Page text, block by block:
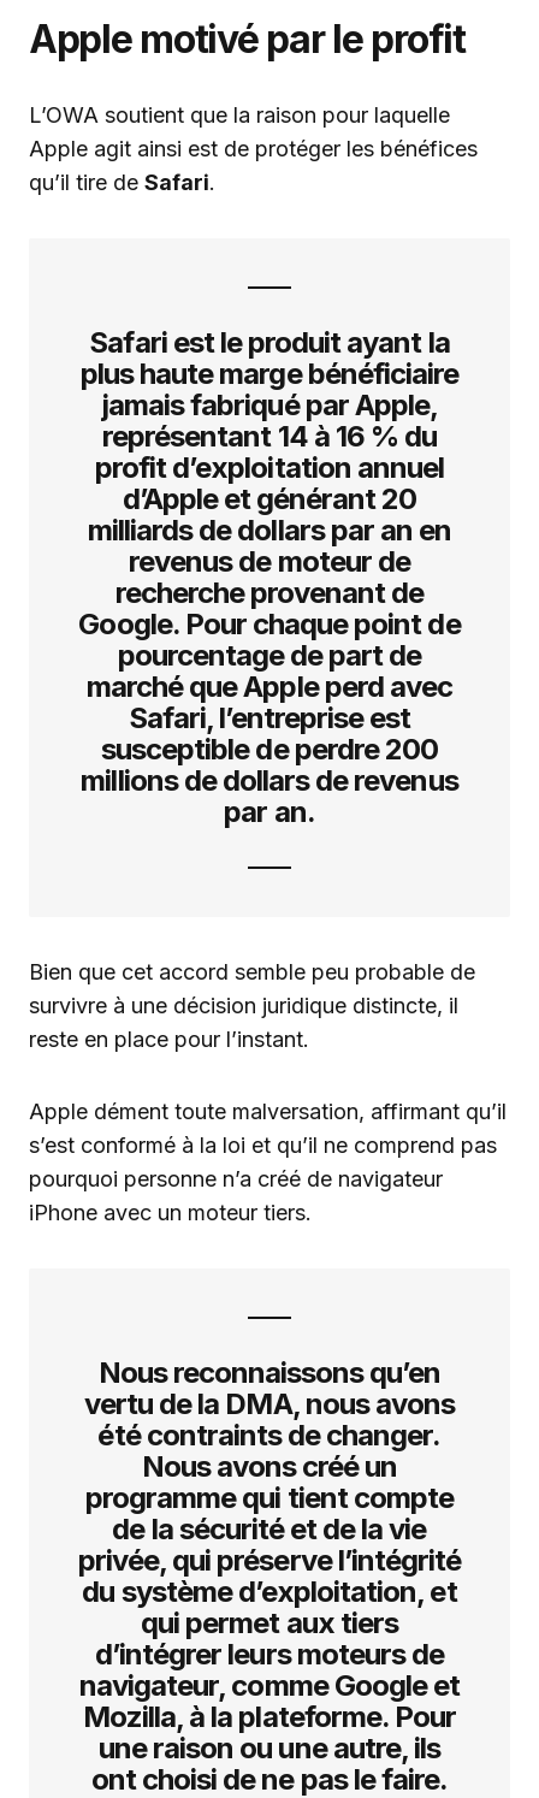
Apple motivé par le profit
L’OWA soutient que la raison pour laquelle
Apple agit ainsi est de protéger les bénéfices
qu’il tire de Safari.
Safari est le produit ayant la
plus haute marge bénéficiaire
jamais fabriqué par Apple,
représentant 14 à 16 % du
profit d’exploitation annuel
d’Apple et générant 20
milliards de dollars par an en
revenus de moteur de
recherche provenant de
Google. Pour chaque point de
pourcentage de part de
marché que Apple perd avec
Safari, l’entreprise est
susceptible de perdre 200
millions de dollars de revenus
par an.
Bien que cet accord semble peu probable de
survivre à une décision juridique distincte, il
reste en place pour l’instant.
Apple dément toute malversation, affirmant qu’il
s’est conformé à la loi et qu’il ne comprend pas
pourquoi personne n’a créé de navigateur
iPhone avec un moteur tiers.
Nous reconnaissons qu’en
vertu de la DMA, nous avons
été contraints de changer.
Nous avons créé un
programme qui tient compte
de la sécurité et de la vie
privée, qui préserve l’intégrité
du système d’exploitation, et
qui permet aux tiers
d’intégrer leurs moteurs de
navigateur, comme Google et
Mozilla, à la plateforme. Pour
une raison ou une autre, ils
ont choisi de ne pas le faire.